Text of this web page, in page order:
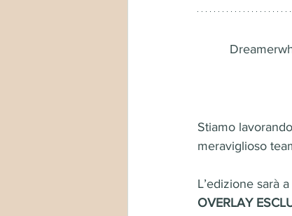
Stiamo
meraviglioso
L’edizione sarà
OVERLAY